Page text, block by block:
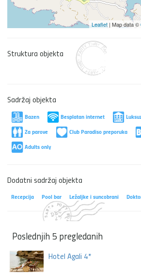
Leaflet | Map data ©
Struktura objekta
Sadržaj objekta
Bazen Besplatan internet
Za parove
Club Paradiso preporuka
Adults only
Dodatni sadržaj objekta
Recepcija Pool bar Ležaljke i suncobrani
Poslednjih 5 pregledanih
Hotel Agali 4*